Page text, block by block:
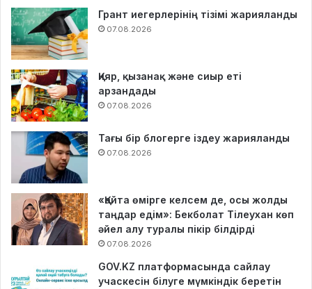
Грант иегерлерінің тізімі жарияланды
07.08.2026
Қияр, қызанақ және сиыр еті
арзандады
07.08.2026
Тағы бір блогерге іздеу жарияланды
07.08.2026
«Қайта өмірге келсем де, осы жолды
таңдар едім»: Бекболат Тілеухан көп
әйел алу туралы пікір білдірді
07.08.2026
GOV.KZ платформасында сайлау
учаскесін білуге мүмкіндік беретін